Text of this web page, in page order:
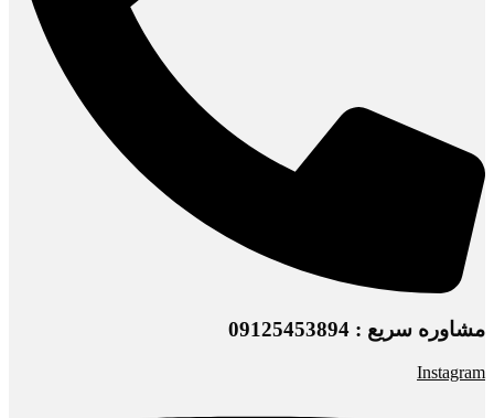
مشاوره سریع : 09125453894
Instagram